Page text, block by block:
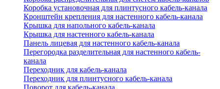
Коробка установочная для плинтусного кабель-канала
Кронштейн крепления для настенного кабель-канала
Крышка для напольного кабель-канала
Крышка для настенного кабель-канала
Панель лицевая для настенного кабель-канала
Перегородка разделительная для настенного кабель-
канала
Переходник для кабель-канала
Переходник для плинтусного кабель-канала
Поворот для кабель-канала